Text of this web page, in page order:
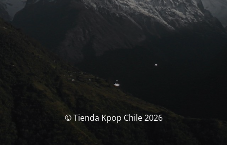
© Tienda Kpop Chile 2026